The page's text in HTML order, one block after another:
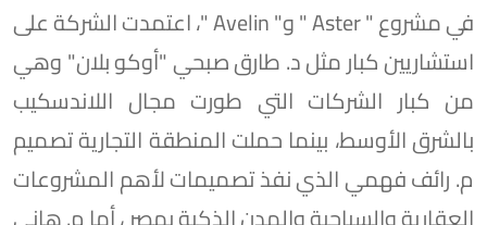
في مشروع " Aster " و" Avelin "، اعتمدت الشركة على
استشاريين كبار مثل د. طارق صبحي "أوكو بلان" وهي
من كبار الشركات التي طورت مجال اللاندسكيب
بالشرق الأوسط، بينما حملت المنطقة التجارية تصميم
م. رائف فهمي الذي نفذ تصميمات لأهم المشروعات